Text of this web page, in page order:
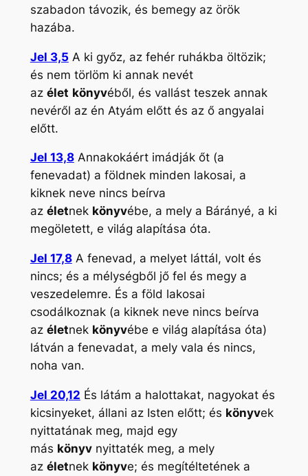
szabadon távozik, és bemegy az örök
hazába.
Jel 3,5A ki győz, az fehér ruhákba öltözik;
és nem törlöm ki annak nevét
az élet könyvéből, és vallást teszek annak
nevéről az én Atyám előtt és az ő angyalai
előtt.
Jel 13,8Annakokáért imádják őt (a
fenevadat) a földnek minden lakosai, a
kiknek neve nincs beírva
az életnek könyvébe, a mely a Bárányé, a ki
megöletett, e világ alapítása óta.
Jel 17,8A fenevad, a melyet láttál, volt és
nincs; és a mélységből jő fel és megy a
veszedelemre. És a föld lakosai
csodálkoznak (a kiknek neve nincs beírva
az életnek könyvébe e világ alapítása óta)
látván a fenevadat, a mely vala és nincs,
noha van.
Jel 20,12 És látám a halottakat, nagyokat és
kicsinyeket, állani az Isten előtt; és könyvek
nyittatának meg, majd egy
más könyvnyittaték meg, a mely
az életnek könyve; és megítéltetének a